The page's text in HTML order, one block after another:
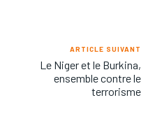
ARTICLE SUIVANT
Le Niger et le Burkina,
ensemble contre le
terrorisme